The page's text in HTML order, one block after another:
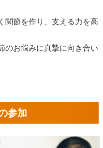
関節を作り、支える力を高
のお悩みに真摯に向き合い
参加